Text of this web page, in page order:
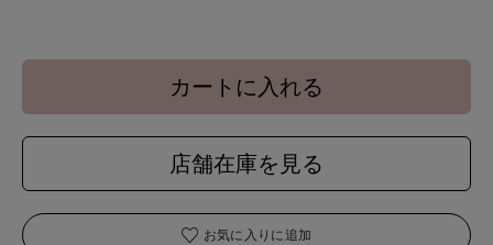
カートに入れる
店舗在庫を見る
お気に入りに追加